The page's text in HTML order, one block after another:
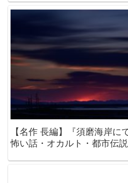
【名作 長編】『須磨海岸に
怖い話・オカルト・都市伝説